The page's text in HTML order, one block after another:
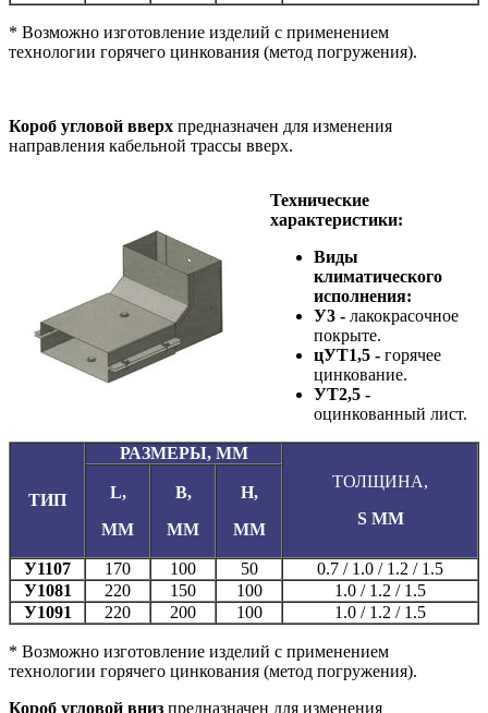
* Возможно изготовление изделий с применением
технологии горячего цинкования (метод погружения).
Короб угловой вверх предназначен для изменения
направления кабельной трассы вверх.
Технические
характеристики:
Виды
климатического
исполнения:
У3 - лакокрасочное
покрыте.
цУТ1,5 - горячее
цинкование.
УТ2,5 -
оцинкованный лист.
ТИП
РАЗМЕРЫ, ММ
ТОЛЩИНА,
S ММ
L,
ММ
B,
ММ
H,
ММ
У1107 170 100 50
0.7 / 1.0 / 1.2 / 1.5
У1081
220 150 100
1.0 / 1.2 / 1.5
У1091
220 200 100 1.0 / 1.2 / 1.5
* Возможно изготовление изделий с применением
технологии горячего цинкования (метод погружения).
Короб угловой вниз предназначен для изменения